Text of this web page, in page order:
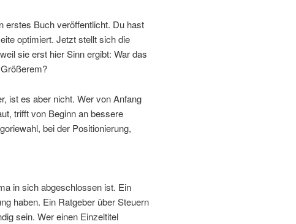
erstes Buch veröffentlicht. Du hast
optimiert. Jetzt stellt sich die
sie erst hier Sinn ergibt: War das
ist es aber nicht. Wer von Anfang
trifft von Beginn an bessere
bei der Positionierung,
in sich abgeschlossen ist. Ein
haben. Ein Ratgeber über Steuern
sein. Wer einen Einzeltitel